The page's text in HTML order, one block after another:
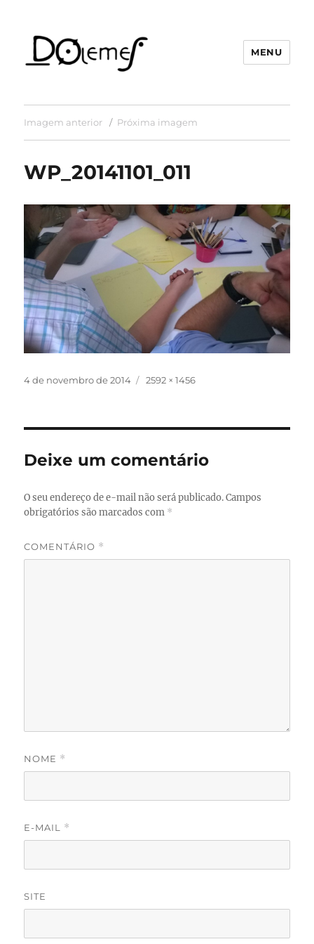
MENU
Imagem anterior Próxima imagem
WP_20141101_011
Publicado
4 de novembro de 2014
Tamanho
2592 × 1456
Deixe um comentário
O seu endereço de e-mail não será publicado. Campos
obrigatórios são marcados com *
COMENTÁRIO *
NOME *
E-MAIL *
SITE